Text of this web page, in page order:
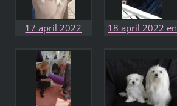
17 april 2022
Cassandra
18 april 2022 en
geworden met de
roep naam
Tommy